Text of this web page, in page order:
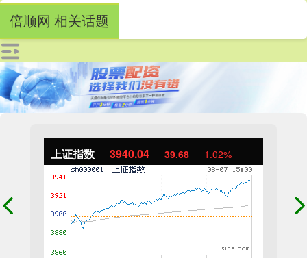
上证指数 3940.04 39.68 1.02%
倍顺网 相关话题